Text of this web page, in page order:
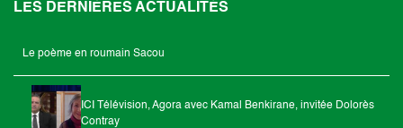
LES DERNIÈRES ACTUALITÉS
Le poème en roumain Sacou
ICI Télévision, Agora avec Kamal Benkirane, invitée Dolorès
Contray